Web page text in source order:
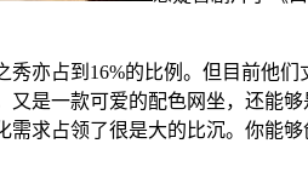
占到16%的比例。但目前他们
是一款可爱的配色网坐，还能够
求占领了很是大的比沉。你能